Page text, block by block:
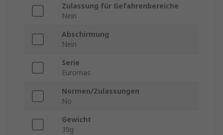
Zulassung für Gefahrenbereiche
Nein
Abschirmung
Nein
Serie
Euromas
Normen/Zulassungen
No
Gewicht
39g